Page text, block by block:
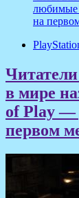
любимые
на
в мире
of Play —
первом